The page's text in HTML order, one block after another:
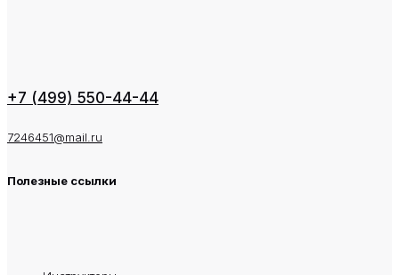
+7 (499) 550-44-44
7246451@mail.ru
Полезные ссылки